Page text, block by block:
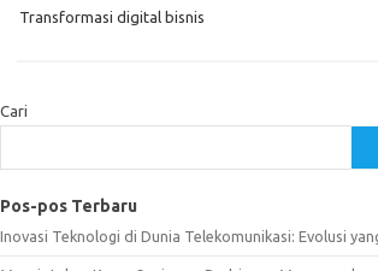
Transformasi digital bisnis
Cari
Pos-pos Terbaru
Inovasi Teknologi di Dunia Telekomunikasi: Evolusi